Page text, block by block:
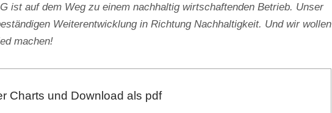
ist auf dem Weg zu einem nachhaltig wirtschaftenden Betrieb. Unser
Weiterentwicklung in Richtung Nachhaltigkeit. Und wir wollen
machen!
Charts und Download als pdf